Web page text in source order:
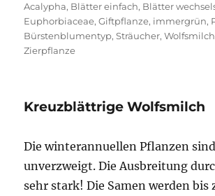
Acalypha, Blätter einfach, Blätter
Euphorbiaceae,Giftpflanze, immergrün,
Bürstenblumentyp,Sträucher,
Zierpflanze
Kreuzblättrige Wolfsmilch
Die winterannuellen Pflanzen
unverzweigt. Die Ausbreitung
sehr stark! Die Samen werden bis